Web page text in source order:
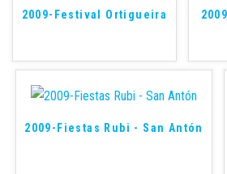
2009-Festival Ortigueira
2009-Fiestas Rubi - San Antón